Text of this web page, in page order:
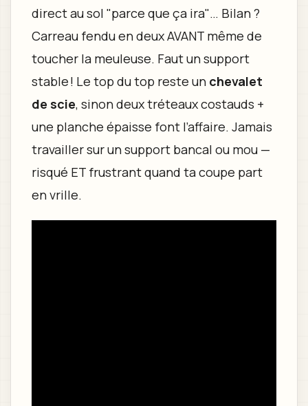
direct au sol "parce que ça ira"… Bilan ?
Carreau fendu en deux AVANT même de
toucher la meuleuse. Faut un support
stable ! Le top du top reste un chevalet
de scie, sinon deux tréteaux costauds +
une planche épaisse font l’affaire. Jamais
travailler sur un support bancal ou mou —
risqué ET frustrant quand ta coupe part
en vrille.